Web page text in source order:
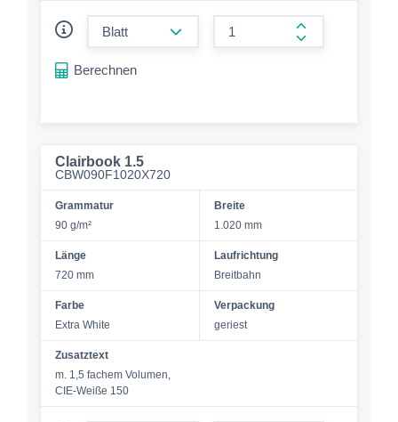
form.increase-
Berechnen
Clairbook 1.5
CBW090F1020X720
Grammatur
90 g/m²
Breite
1.020 mm
Länge
720 mm
Laufrichtung
Breitbahn
Farbe
Extra White
Verpackung
geriest
Zusatztext
m. 1,5 fachem Volumen,
CIE-Weiße 150